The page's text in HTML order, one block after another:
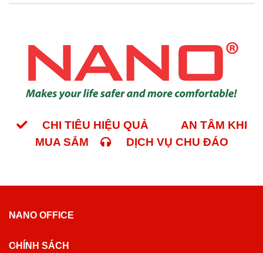
CHI TIÊU HIỆU QUẢ
AN TÂM KHI
MUA SẮM
DỊCH VỤ CHU ĐÁO
NANO OFFICE
CHÍNH SÁCH